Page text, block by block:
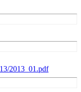
2013_01.pdf